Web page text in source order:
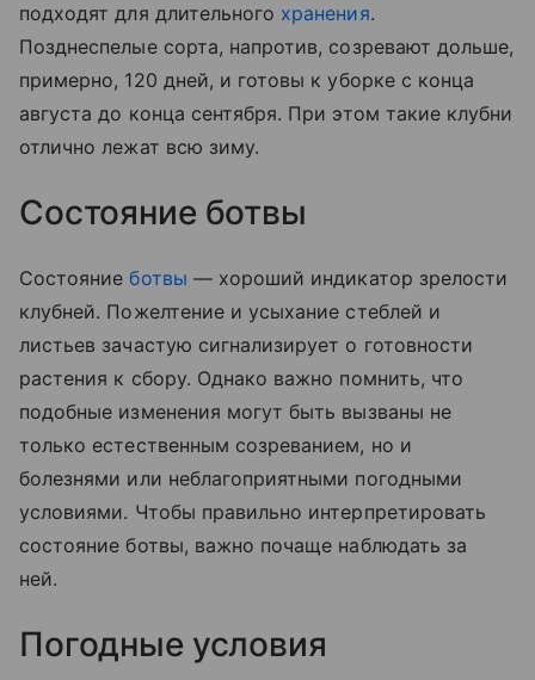
подходят для длительного хранения.
Позднеспелые сорта, напротив, созревают дольше,
примерно, 120 дней, и готовы к уборке с конца
августа до конца сентября. При этом такие клубни
отлично лежат всю зиму.
Состояние ботвы
Состояниеботвы — хороший индикатор зрелости
клубней. Пожелтение и усыхание стеблей и
листьев зачастую сигнализирует о готовности
растения к сбору. Однако важно помнить, что
подобные изменения могут быть вызваны не
только естественным созреванием, но и
болезнями или неблагоприятными погодными
условиями. Чтобы правильно интерпретировать
состояние ботвы, важно почаще наблюдать за
ней.
Погодные условия